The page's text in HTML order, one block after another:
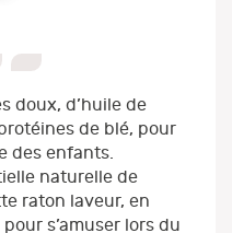
doux, d’huile de
de blé, pour
des enfants.
naturelle de
raton laveur, en
s’amuser lors du